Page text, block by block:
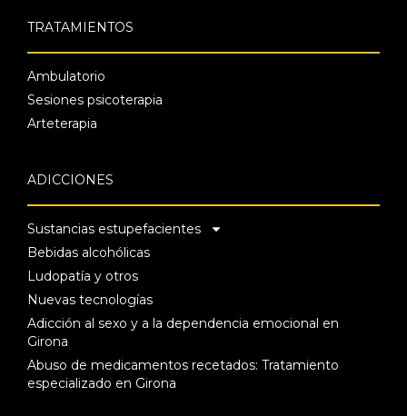
TRATAMIENTOS
Ambulatorio
Sesiones psicoterapia
Arteterapia
ADICCIONES
Sustancias estupefacientes
Bebidas alcohólicas
Ludopatía y otros
Nuevas tecnologías
Adicción al sexo y a la dependencia emocional en
Girona
Abuso de medicamentos recetados: Tratamiento
especializado en Girona